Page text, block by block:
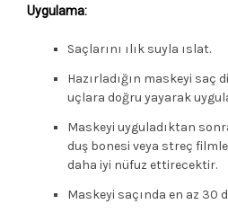
Uygulama:
Saçlarını ılık suyla ıslat.
Hazırladığın maskeyi saç
uçlara doğru yayarak
Maskeyi uyguladıktan
duş bonesi veya streç
daha iyi nüfuz ettirecektir.
Maskeyi saçında en az 30